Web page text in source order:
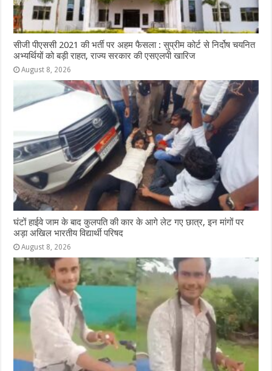
सीजी पीएससी 2021 की भर्ती पर अहम फैसला : सुप्रीम कोर्ट से निर्दोष चयनित
अभ्यर्थियों को बड़ी राहत, राज्य सरकार की एसएलपी खारिज
August 8, 2026
घंटों हाईवे जाम के बाद कुलपति की कार के आगे लेट गए छात्र, इन मांगों पर
अड़ा अखिल भारतीय विद्यार्थी परिषद
August 8, 2026